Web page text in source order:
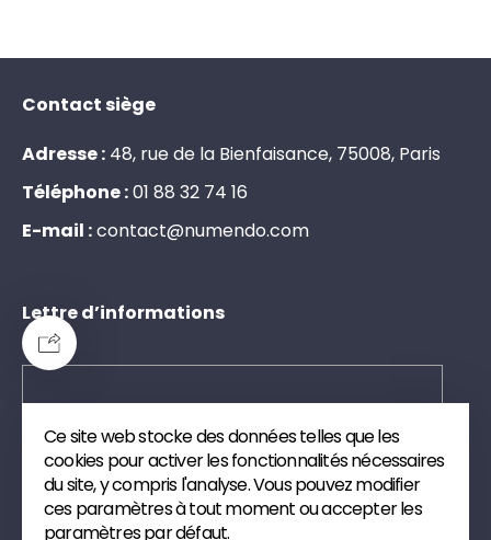
Ce site web stocke des données telles que les
cookies pour activer les fonctionnalités nécessaires
du site, y compris l'analyse. Vous pouvez modifier
ces paramètres à tout moment ou accepter les
paramètres par défaut.
Contact siège
Adresse : 48, rue de la Bienfaisance, 75008, Paris
Téléphone :01 88 32 74 16
E-mail :contact@numendo.com
Lettre d’informations
Envoyer
Inscrivez-vous à notre newsletter. Nous vous
enverrons des publications et des articles de veille